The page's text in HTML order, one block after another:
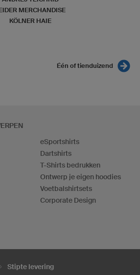
MERCHANDISE
KÖLNER HAIE
Één of tienduizend
eSportshirts
Dartshirts
T-Shirts bedrukken
Ontwerp je eigen hoodies
Voetbalshirtsets
Corporate Design
Stipte levering